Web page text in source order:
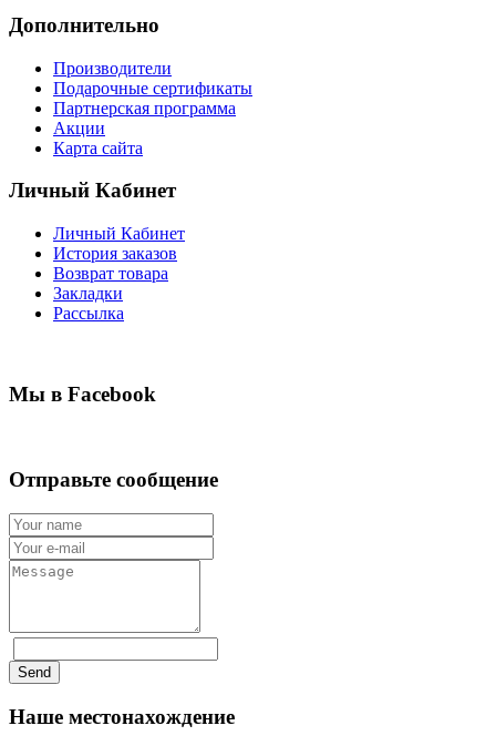
Дополнительно
Производители
Подарочные сертификаты
Партнерская программа
Акции
Карта сайта
Личный Кабинет
Личный Кабинет
История заказов
Возврат товара
Закладки
Рассылка
Мы в Facebook
Отправьте сообщение
Send
Наше местонахождение